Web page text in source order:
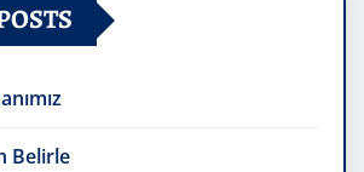
Belirle